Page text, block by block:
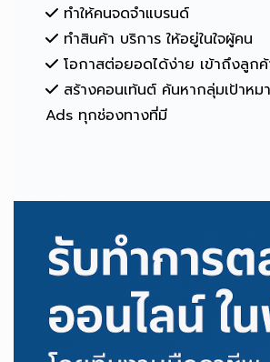
ทำให้คนจดจำแบรนด์
ทำสินค้า บริการ ให้อยู่ในใจผู้คน
โอกาสต่อยอดได้ง่าย เข้าถึงลูก
สร้างคอนเท้นต์ ค้นหากลุ่มเป้าห
Ads ทุกช่องทางที่มี